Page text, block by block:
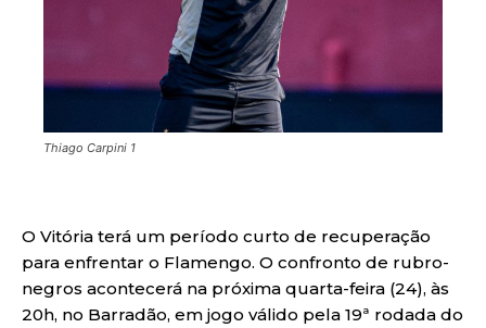
Thiago Carpini 1
O Vitória terá um período curto de recuperação
para enfrentar o Flamengo. O confronto de rubro-
negros acontecerá na próxima quarta-feira (24), às
20h, no Barradão, em jogo válido pela 19ª rodada do